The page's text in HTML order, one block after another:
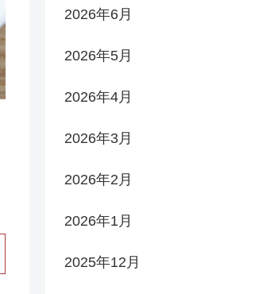
2026年6月
2026年5月
2026年4月
2026年3月
2026年2月
2026年1月
2025年12月